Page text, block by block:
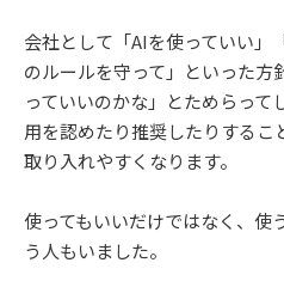
会社として「AIを使っていい」
のルールを守って」といった方
っていいのかな」とためらって
用を認めたり推奨したりするこ
取り入れやすくなります。
使ってもいいだけではなく、使
う人もいました。